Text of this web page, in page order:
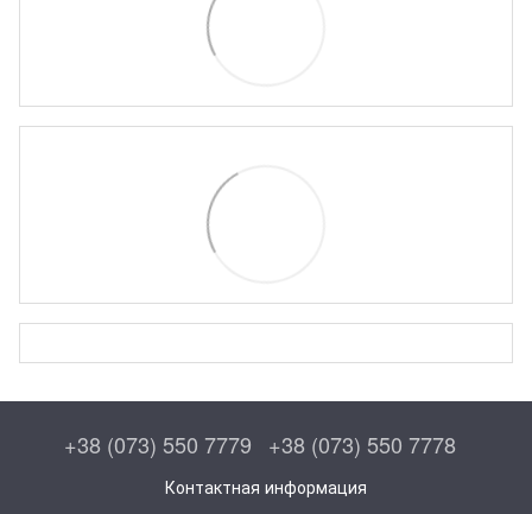
+38 (073) 550 7779 +38 (073) 550 7778
Контактная информация